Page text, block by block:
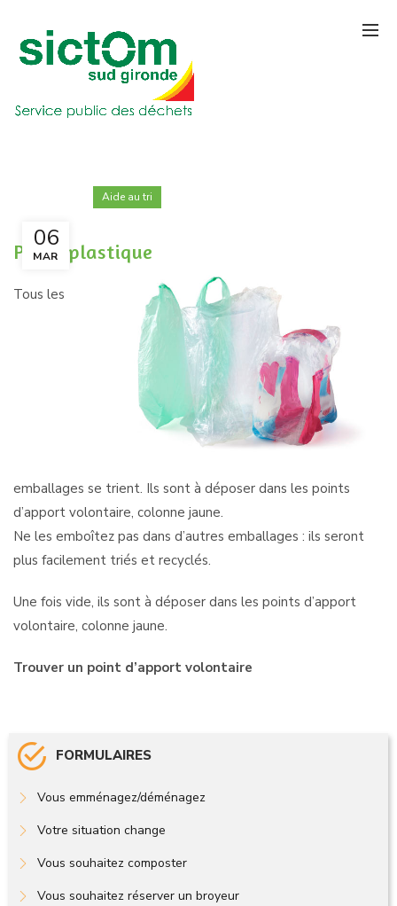
06
MAR
Aide au tri
Poche plastique
Tous les
emballages se trient. Ils sont à déposer dans les points
d’apport volontaire, colonne jaune.
Ne les emboîtez pas dans d’autres emballages : ils seront
plus facilement triés et recyclés.
Une fois vide, ils sont à déposer dans les points d’apport
volontaire, colonne jaune.
Trouver un point d’apport volontaire
FORMULAIRES
Vous emménagez/déménagez
Votre situation change
Vous souhaitez composter
Vous souhaitez réserver un broyeur